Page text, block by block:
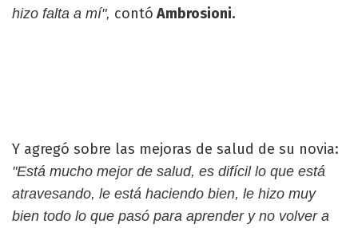
hizo falta a mí", contó Ambrosioni.
Y agregó sobre las mejoras de salud de su novia:
"Está mucho mejor de salud, es difícil lo que está
atravesando, le está haciendo bien, le hizo muy
bien todo lo que pasó para aprender y no volver a